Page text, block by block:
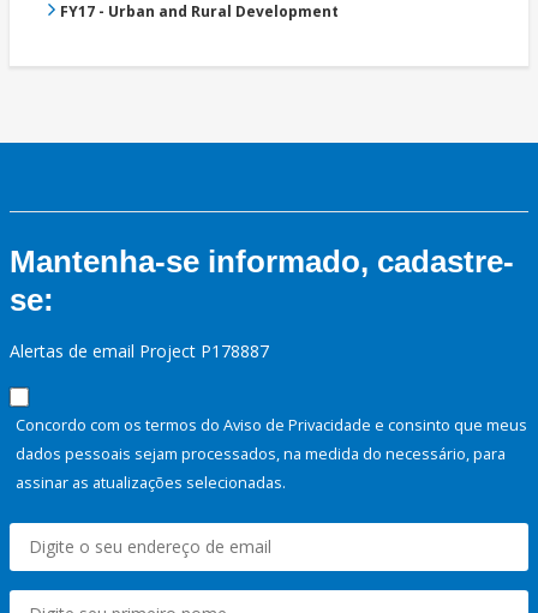
FY17 - Urban and Rural Development
Mantenha-se informado, cadastre-
se:
Alertas de email Project P178887
Concordo com os termos do Aviso de Privacidade e consinto que meus
dados pessoais sejam processados, na medida do necessário, para
assinar as atualizações selecionadas.